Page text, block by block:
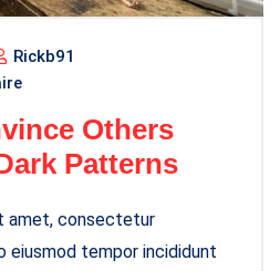
Rickb91
Others
Patterns
amet, consectetur
eiusmod tempor incididunt